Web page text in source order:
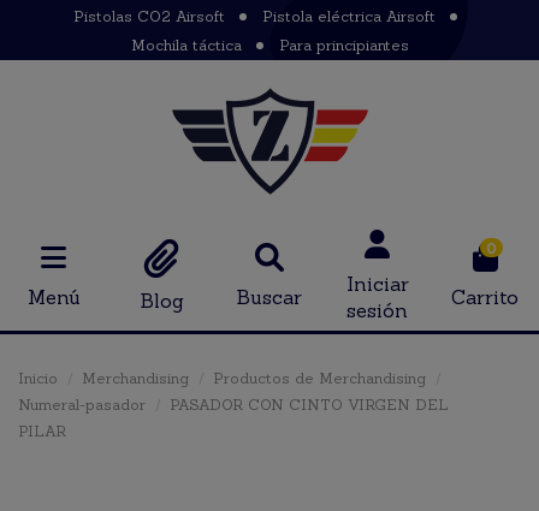
Pistolas CO2 Airsoft
Pistola eléctrica Airsoft
Mochila táctica
Para principiantes
Menú Blog Buscar
Iniciar
sesión
0
Carrito
Inicio Merchandising
Productos de Merchandising
Numeral-pasador
PASADOR CON CINTO VIRGEN DEL
PILAR